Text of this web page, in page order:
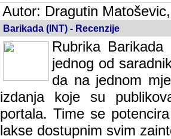
Autor: Dragutin
Barikada (INT) - Recenzije
Rubrika
jednog od
da na jednom
izdanja koje su
portala. Time se
lakse dostupnim svim